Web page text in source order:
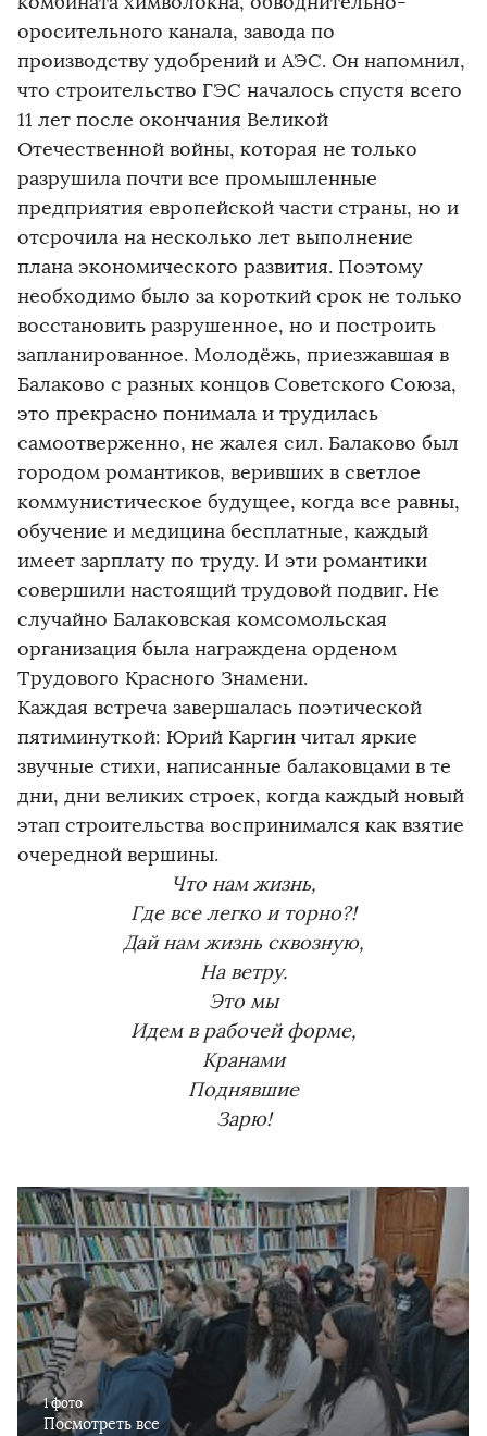
оросительного канала, завода по
производству удобрений и АЭС. Он напомнил,
что строительство ГЭС началось спустя всего
11 лет после окончания Великой
Отечественной войны, которая не только
разрушила почти все промышленные
предприятия европейской части страны, но и
отсрочила на несколько лет выполнение
плана экономического развития. Поэтому
необходимо было за короткий срок не только
восстановить разрушенное, но и построить
запланированное. Молодёжь, приезжавшая в
Балаково с разных концов Советского Союза,
это прекрасно понимала и трудилась
самоотверженно, не жалея сил. Балаково был
городом романтиков, веривших в светлое
коммунистическое будущее, когда все равны,
обучение и медицина бесплатные, каждый
имеет зарплату по труду. И эти романтики
совершили настоящий трудовой подвиг. Не
случайно Балаковская комсомольская
организация была награждена орденом
Трудового Красного Знамени.
Каждая встреча завершалась поэтической
пятиминуткой: Юрий Каргин читал яркие
звучные стихи, написанные балаковцами в те
дни, дни великих строек, когда каждый новый
этап строительства воспринимался как взятие
очередной вершины.
Что нам жизнь,
Где все легко и торно?!
Дай нам жизнь сквозную,
На ветру.
Это мы
Идем в рабочей форме,
Кранами
Поднявшие
Зарю!
1 фото
Посмотреть все